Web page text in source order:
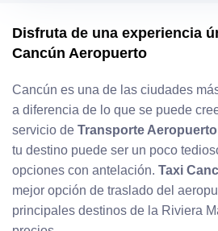
Disfruta de una experiencia
Cancún Aeropuerto
Cancún es una de las ciudades
a diferencia de lo que se puede
servicio de Transporte
tu destino puede ser un poco
opciones con antelación. Taxi
mejor opción de traslado del
principales destinos de la Riviera